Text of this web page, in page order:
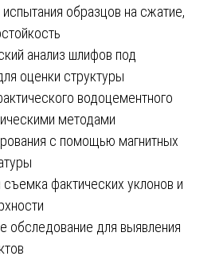
образцов на сжатие,
анализ шлифов под
оценки структуры
водоцементного
методами
с помощью магнитных
съемка фактических уклонов и
обследование для выявления